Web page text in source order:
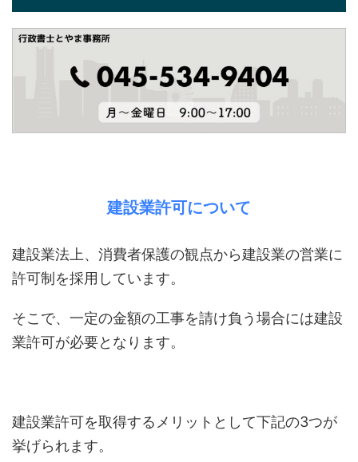
建設業許可について
建設業法上、消費者保護の観点から建設業の営業に
許可制を採用しています。
そこで、一定の金額の工事を請け負う場合には建設
業許可が必要となります。
建設業許可を取得するメリットとして下記の3つが
挙げられます。